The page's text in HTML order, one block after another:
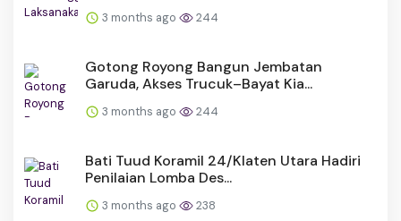
3 months ago 244
Gotong Royong Bangun Jembatan
Garuda, Akses Trucuk–Bayat Kia...
3 months ago 244
Bati Tuud Koramil 24/Klaten Utara Hadiri
Penilaian Lomba Des...
3 months ago 238